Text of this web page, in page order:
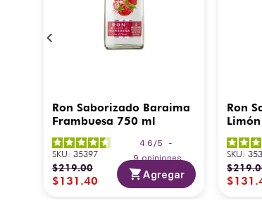
Ron Saborizado Baraima
Frambuesa 750 ml
4.6 /5
-
9 opiniones
SKU: 35397
$219.00
$131 .40 Agregar
Ron
SKU:
$219.
$131 .